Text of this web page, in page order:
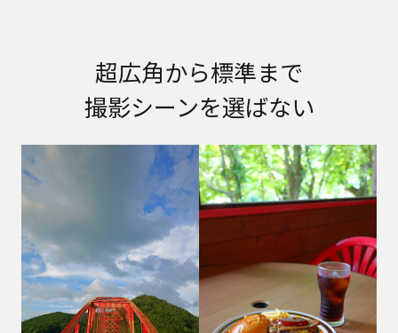
超広角から標準まで
撮影シーンを選ばない